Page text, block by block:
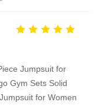
Jumpsuit for
Gym Sets Solid
for Women